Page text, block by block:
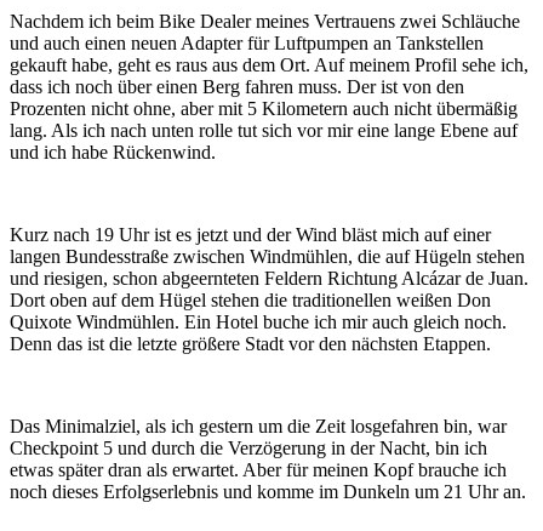
Nachdem ich beim Bike Dealer meines Vertrauens zwei Schläuche
und auch einen neuen Adapter für Luftpumpen an Tankstellen
gekauft habe, geht es raus aus dem Ort. Auf meinem Profil sehe ich,
dass ich noch über einen Berg fahren muss. Der ist von den
Prozenten nicht ohne, aber mit 5 Kilometern auch nicht übermäßig
lang. Als ich nach unten rolle tut sich vor mir eine lange Ebene auf
und ich habe Rückenwind.
Kurz nach 19 Uhr ist es jetzt und der Wind bläst mich auf einer
langen Bundesstraße zwischen Windmühlen, die auf Hügeln stehen
und riesigen, schon abgeernteten Feldern Richtung Alcázar de Juan.
Dort oben auf dem Hügel stehen die traditionellen weißen Don
Quixote Windmühlen. Ein Hotel buche ich mir auch gleich noch.
Denn das ist die letzte größere Stadt vor den nächsten Etappen.
Das Minimalziel, als ich gestern um die Zeit losgefahren bin, war
Checkpoint 5 und durch die Verzögerung in der Nacht, bin ich
etwas später dran als erwartet. Aber für meinen Kopf brauche ich
noch dieses Erfolgserlebnis und komme im Dunkeln um 21 Uhr an.